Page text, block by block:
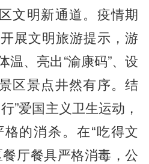
文明新通道。疫情期
展文明旅游提示，游
温、亮出“渝康码”、设
区景点井然有序。结
”爱国主义卫生运动，
的消杀。在“吃得文
厅餐具严格消毒，公